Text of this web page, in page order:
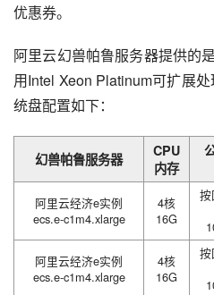
优惠券。
阿里云幻兽帕鲁服务器提供的
用Intel Xeon Platinum可扩展
统盘配置如下：
幻兽帕鲁服务器
CPU
内存
阿里云经济e实例
ecs.e-c1m4.xlarge
4核
16G
阿里云经济e实例
ecs.e-c1m4.xlarge
4核
16G